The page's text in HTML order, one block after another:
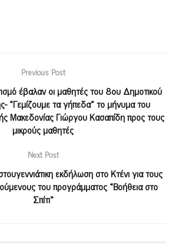
Previous Post
έβαλαν οι μαθητές του 8ου Δημοτικού
«Γεμίζουμε τα γήπεδα» το μήνυμα του
Μακεδονίας Γιώργου Κασαπίδη προς τους
μικρούς μαθητές
Next Post
εκδήλωση στο Κτένι για τους
του προγράμματος «Βοήθεια στο
Σπίτι»